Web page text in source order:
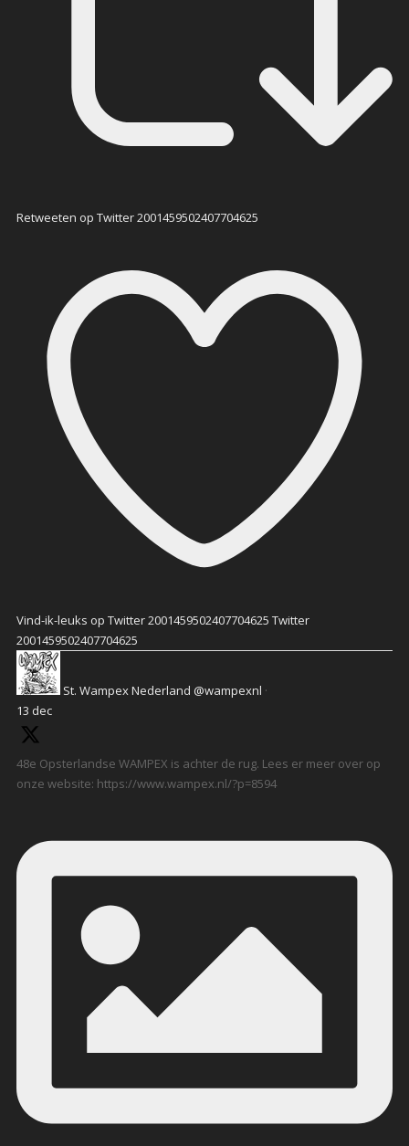
Retweeten op Twitter 2001459502407704625
Vind-ik-leuks op Twitter 2001459502407704625 Twitter
2001459502407704625
St. Wampex Nederland @wampexnl ·
13 dec
48e Opsterlandse WAMPEX is achter de rug. Lees er meer over op
onze website: https://www.wampex.nl/?p=8594